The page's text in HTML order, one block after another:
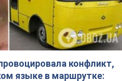
конфликт,
языке в маршрутке: